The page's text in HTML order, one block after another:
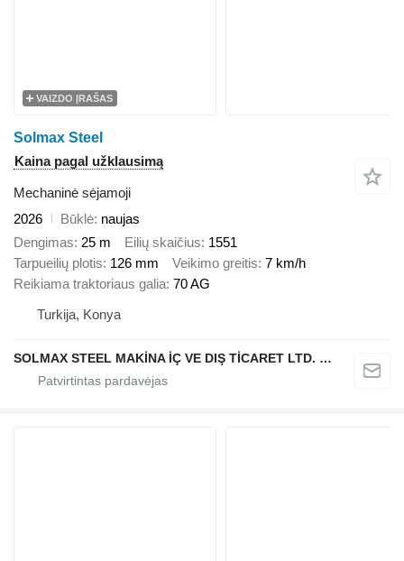
VAIZDO ĮRAŠAS
Solmax Steel
Kaina pagal užklausimą
Mechaninė sėjamoji
2026
Būklė naujas
Dengimas 25 m Eilių skaičius 1551
Tarpueilių plotis 126 mm Veikimo greitis 7 km/h
Reikiama traktoriaus galia 70 AG
Turkija, Konya
SOLMAX STEEL MAKİNA İÇ VE DIŞ TİCARET LTD. ŞTİ.